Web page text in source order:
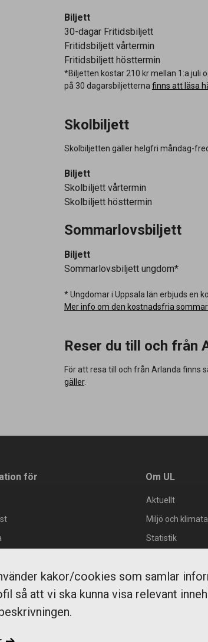
Biljett
30-dagar Fritidsbiljett
Fritidsbiljett vårtermin
Fritidsbiljett hösttermin
*Biljetten kostar 210 kr mellan 1:a juli
på 30 dagarsbiljetterna finns att läsa
Skolbiljett
Skolbiljetten gäller helgfri måndag-
Biljett
Skolbiljett vårtermin
Skolbiljett hösttermin
Sommarlovsbiljett
Biljett
Sommarlovsbiljett ungdom*
* Ungdomar i Uppsala län erbjuds en
Mer info om den kostnadsfria
Reser du till och från
För att resa till och från Arlanda finns
gäller.
för Om UL
Aktuellt
Miljö och
Statistik
Region Uppsala
Integritetspolicy
kakor/cookies som samlar
så att vi ska kunna visa relevant